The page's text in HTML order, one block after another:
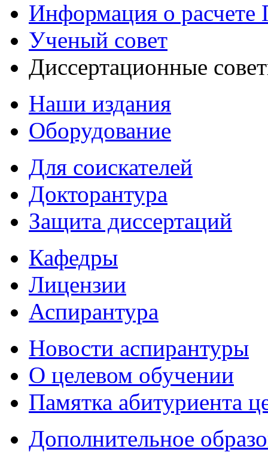
Информация о
Ученый совет
Диссертационные
Наши издания
Оборудование
Для соискателей
Докторантура
Защита диссертаций
Кафедры
Лицензии
Аспирантура
Новости аспирантуры
О целевом обучении
Памятка абитуриента
Дополнительное